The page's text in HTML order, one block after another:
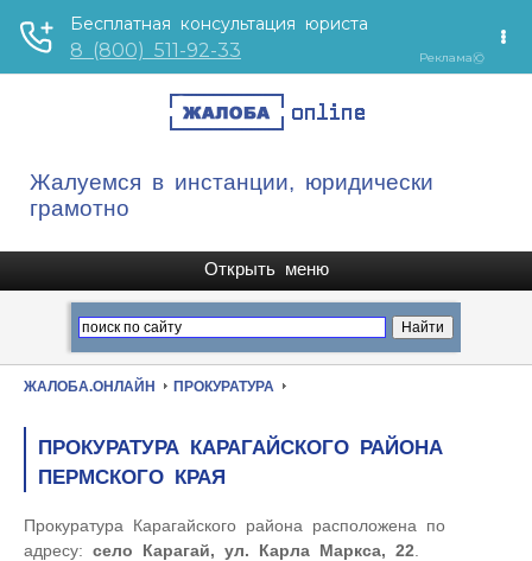
Жалуемся в инстанции, юридически
грамотно
ЖАЛОБА.ОНЛАЙН ПРОКУРАТУРА
ПРОКУРАТУРА КАРАГАЙСКОГО РАЙОНА
ПЕРМСКОГО КРАЯ
Прокуратура Карагайского района расположена по
адресу: село Карагай, ул. Карла Маркса, 22